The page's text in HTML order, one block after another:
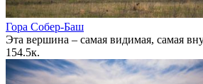
Гора Собер-Баш
Эта вершина – самая видимая, самая
1 54.5к.